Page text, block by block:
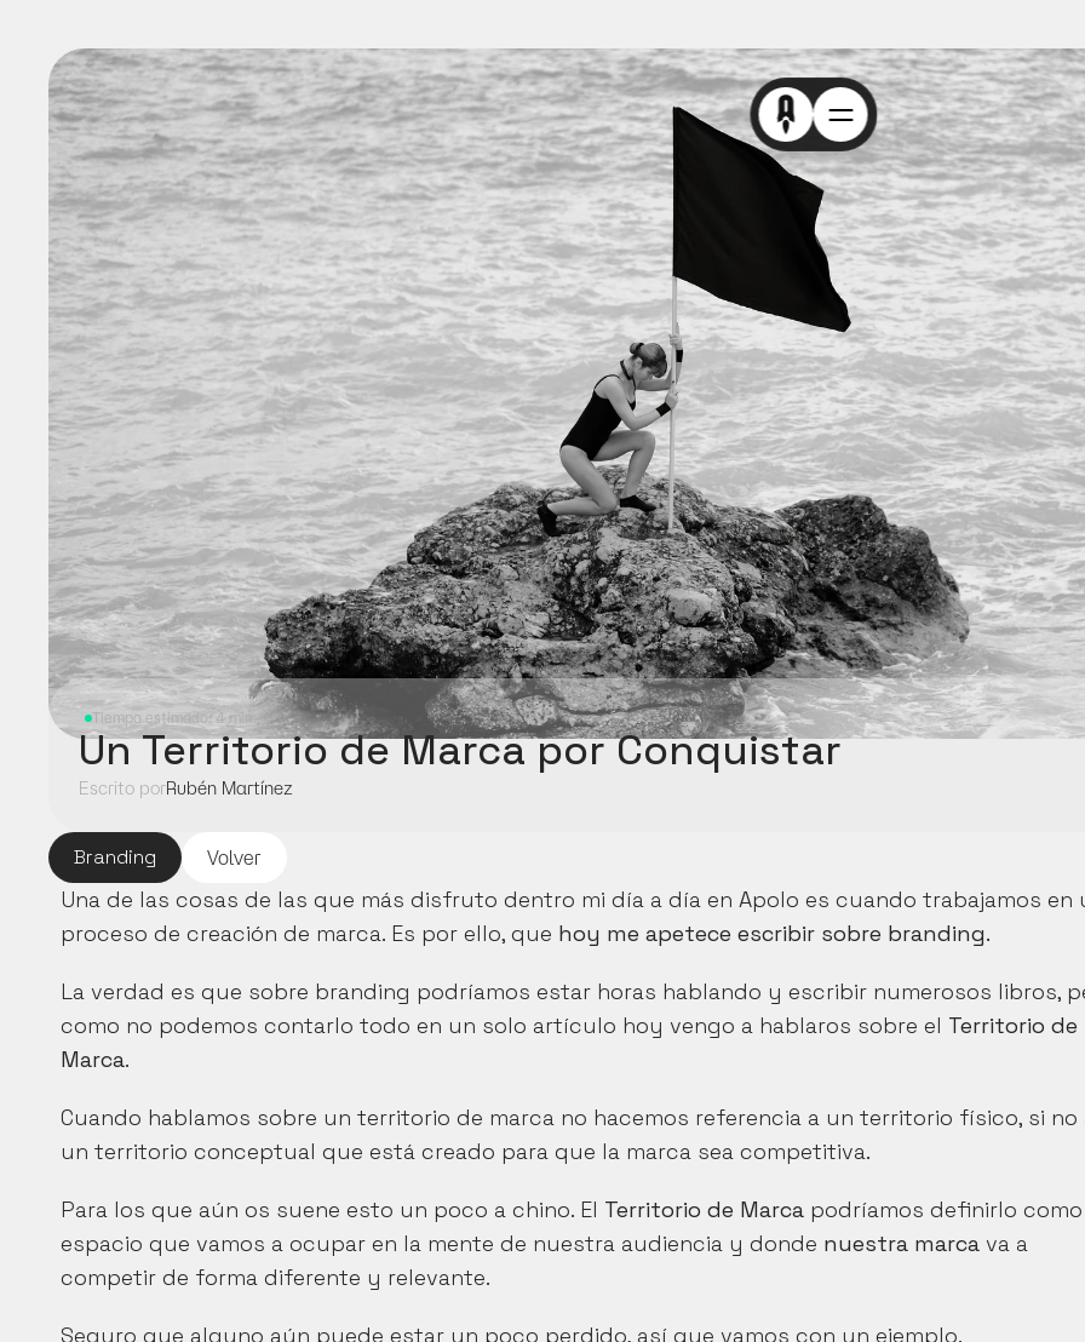
Branding Volver
Una de las cosas de las que más disfruto dentro mi día a día en Apolo es cuando trabajamos en
proceso de creación de marca. Es por ello, que hoy me apetece escribir sobre branding.
La verdad es que sobre branding podríamos estar horas hablando y escribir numerosos libros,
como no podemos contarlo todo en un solo artículo hoy vengo a hablaros sobre el Territorio de
Marca.
Cuando hablamos sobre un territorio de marca no hacemos referencia a un territorio físico, si
un territorio conceptual que está creado para que la marca sea competitiva.
Para los que aún os suene esto un poco a chino. El Territorio de Marca podríamos definirlo
espacio que vamos a ocupar en la mente de nuestra audiencia y donde nuestra marca va a
competir de forma diferente y relevante.
Seguro que alguno aún puede estar un poco perdido, así que vamos con un ejemplo.
Tiempo estimado: 4 min.
Un Territorio de Marca por Conquistar
Escrito porRubén Martínez